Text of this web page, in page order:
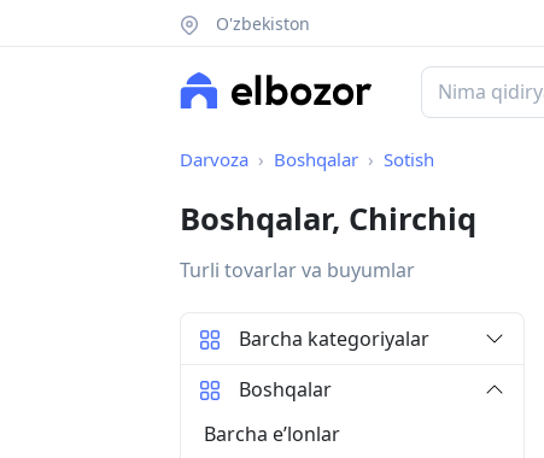
O'zbekiston
Darvoza Boshqalar Sotish
Boshqalar, Chirchiq
Turli tovarlar va buyumlar
Barcha kategoriyalar
Boshqalar
Barcha eʼlonlar